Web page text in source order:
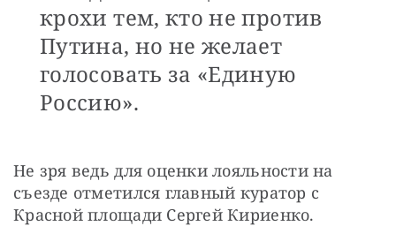
крохи тем, кто не против
Путина, но не желает
голосовать за «Единую
Россию».
Не зря ведь для оценки лояльности на
съезде отметился главный куратор с
Красной площади Сергей Кириенко.